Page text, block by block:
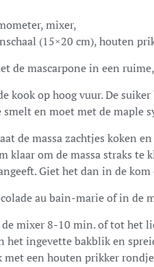
mixer,
(15×20 cm), houten
de mascarpone in een
kook op hoog vuur. De
smelt en moet met de maple
de massa zachtjes koken
klaar om de massa straks te
Giet het dan in de
au bain-marie of in de
mixer 8-10 min. of tot het
het ingevette bakblik en
met een houten prikker